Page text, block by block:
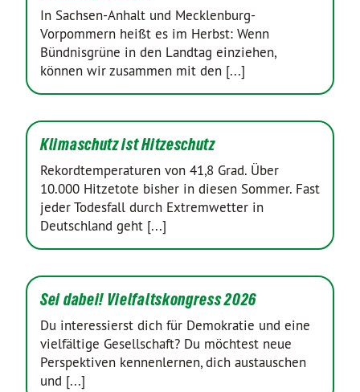
In Sachsen-Anhalt und Mecklenburg-
Vorpommern heißt es im Herbst: Wenn
Bündnisgrüne in den Landtag einziehen,
können wir zusammen mit den [...]
Klimaschutz ist Hitzeschutz
Rekordtemperaturen von 41,8 Grad. Über
10.000 Hitzetote bisher in diesen Sommer. Fast
jeder Todesfall durch Extremwetter in
Deutschland geht [...]
Sei dabei! Vielfaltskongress 2026
Du interessierst dich für Demokratie und eine
vielfältige Gesellschaft? Du möchtest neue
Perspektiven kennenlernen, dich austauschen
und [...]